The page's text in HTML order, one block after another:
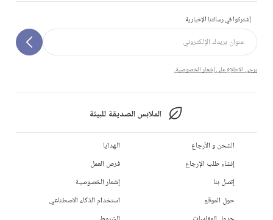
إشتركوا في رسالتنا الإخبارية
يرجى الاطلاع على إشعار الخصوصية.
الملابس الصديقة للبيئة
الشحن و الأرجاع
إنشاء طلب الإرجاع
إتصل بنا
حول الموقع
الهدايا
فرص العمل
إشعار الخصوصية
استخدام الذكاء الاصطناعي